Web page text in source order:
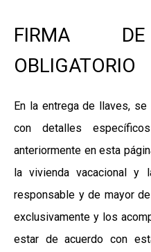
FIRMA DE
OBLIGATORIO
En la entrega de llaves,
con detalles
anteriormente en esta
la vivienda vacacional y
responsable y de mayor
exclusivamente y los
estar de acuerdo con